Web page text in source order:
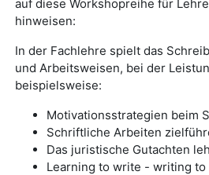
auf diese Workshopreihe für
hinweisen:
In der Fachlehre spielt das
und Arbeitsweisen, bei der
beispielsweise:
Motivationsstrategien beim
Schriftliche Arbeiten
Das juristische Gutachten
Learning to write - writing to